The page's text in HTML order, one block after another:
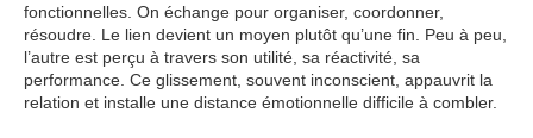
fonctionnelles. On échange pour organiser, coordonner,
résoudre. Le lien devient un moyen plutôt qu’une fin. Peu à peu,
l’autre est perçu à travers son utilité, sa réactivité, sa
performance. Ce glissement, souvent inconscient, appauvrit la
relation et installe une distance émotionnelle difficile à combler.